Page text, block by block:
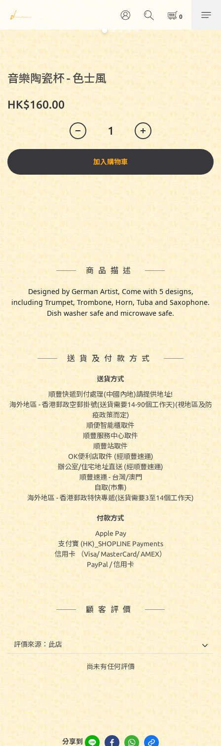
音樂陶瓷杯 - 色士風
HK$160.00
加入購物車
商品描述
Designed by German Artist, Come with 5 designs,
including Trumpet, Trombone, Horn, Tuba and Saxophone.
Dish washer safe and microwave safe.
送貨及付款方式
送貨方式
順豐快遞到付處理(中國內地)請提供地址!
海外地區 - 香港郵政空郵掛號(送貨需要14-90個工作天)(視地區及防
疫政策而定)
順便智能櫃取件
順豐服務中心取件
順豐站取件
OK便利店取件 (經順豐速運)
辦公室/住宅地址直送 (經順豐速運)
順豐速運 - 台灣/澳門
自取(市集)
海外地區 - 香港郵政特快專遞(送貨需要3至14個工作天)
付款方式
Apple Pay
支付寶 (HK)_SHOPLINE Payments
信用卡 （Visa/ MasterCard/ AMEX）
PayPal / 信用卡
顧客評價
尚未有任何評價
分享到